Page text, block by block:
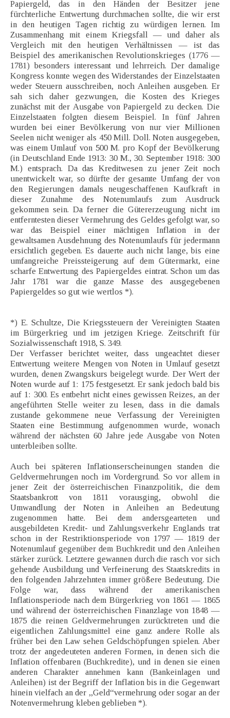
Papiergeld, das in den Händen der Besitzer jene
fürchterliche Entwertung durchmachen sollte, die wir erst
in den heutigen Tagen richtig zu würdigen lernen. Im
Zusammenhang mit einem Kriegsfall — und daher als
Vergleich mit den heutigen Verhältnissen — ist das
Beispiel des amerikanischen Revolutionskrieges (1776 —
1781) besonders interessant und lehrreich. Der damalige
Kongress konnte wegen des Widerstandes der Einzelstaaten
weder Steuern ausschreiben, noch Anleihen ausgeben. Er
sah sich daher gezwungen, die Kosten des Krieges
zunächst mit der Ausgabe von Papiergeld zu decken. Die
Einzelstaaten folgten diesem Beispiel. In fünf Jahren
wurden bei einer Bevölkerung von nur vier Millionen
Seelen nicht weniger als 450 Mill. Doll. Noten ausgegeben,
was einem Umlauf von 500 M. pro Kopf der Bevölkerung
(in Deutschland Ende 1913: 30 M., 30. September 1918: 300
M.) entsprach. Da das Kreditwesen zu jener Zeit noch
unentwickelt war, so dürfte der gesamte Umfang der von
den Regierungen damals neugeschaffenen Kaufkraft in
dieser Zunahme des Notenumlaufs zum Ausdruck
gekommen sein. Da ferner die Gütererzeugung nicht im
entferntesten dieser Vermehrung des Geldes gefolgt war, so
war das Beispiel einer mächtigen Inflation in der
gewaltsamen Ausdehnung des Notenumlaufs für jedermann
ersichtlich gegeben. Es dauerte auch nicht lange, bis eine
umfangreiche Preissteigerung auf dem Gütermarkt, eine
scharfe Entwertung des Papiergeldes eintrat. Schon um das
Jahr 1781 war die ganze Masse des ausgegebenen
Papiergeldes so gut wie wertlos *).
*) E. Schultze, Die Kriegssteuern der Vereinigten Staaten
im Bürgerkrieg und im jetzigen Kriege. Zeitschrift für
Sozialwissenschaft 1918, S. 349.
Der Verfasser berichtet weiter, dass ungeachtet dieser
Entwertung weitere Mengen von Noten in Umlauf gesetzt
wurden, denen Zwangskurs beigelegt wurde. Der Wert der
Noten wurde auf 1: 175 festgesetzt. Er sank jedoch bald bis
auf 1: 300. Es entbehrt nicht eines gewissen Reizes, an der
angeführten Stelle weiter zu lesen, dass in die damals
zustande gekommene neue Verfassung der Vereinigten
Staaten eine Bestimmung aufgenommen wurde, wonach
während der nächsten 60 Jahre jede Ausgabe von Noten
unterbleiben sollte.
Auch bei späteren Inflationserscheinungen standen die
Geldvermehrungen noch im Vordergrund. So vor allem in
jener Zeit der österreichischen Finanzpolitik, die dem
Staatsbankrott von 1811 vorausging, obwohl die
Umwandlung der Noten in Anleihen an Bedeutung
zugenommen hatte. Bei dem andersgearteten und
ausgebildeten Kredit- und Zahlungsverkehr Englands trat
schon in der Restriktionsperiode von 1797 — 1819 der
Notenumlauf gegenüber dem Buchkredit und den Anleihen
stärker zurück. Letztere gewannen durch die rasch vor sich
gehende Ausbildung und Verfeinerung des Staatskredits in
den folgenden Jahrzehnten immer größere Bedeutung. Die
Folge war, dass während der amerikanischen
Inflationsperiode nach dem Bürgerkrieg von 1861 — 1865
und während der österreichischen Finanzlage von 1848 —
1875 die reinen Geldvermehrungen zurücktreten und die
eigentlichen Zahlungsmittel eine ganz andere Rolle als
früher bei den Law sehen Geldschöpfungen spielen. Aber
trotz der angedeuteten anderen Formen, in denen sich die
Inflation offenbaren (Buchkredite), und in denen sie einen
anderen Charakter annehmen kann (Bankeinlagen und
Anleihen) ist der Begriff der Inflation bis in die Gegenwart
hinein vielfach an der ,,Geld“vermehrung oder sogar an der
Notenvermehrung kleben geblieben *).